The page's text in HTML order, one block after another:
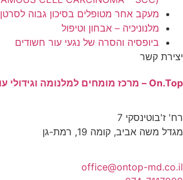
בסיכון גבוה לסרטן העור
נגעי עור חשודים